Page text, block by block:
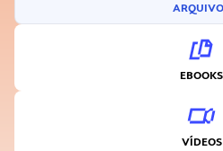
EBOOKS
VÍDEOS